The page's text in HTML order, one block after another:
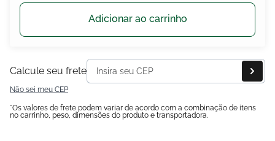
Adicionar ao carrinho
Calcule seu frete
Não sei meu CEP
*Os valores de frete podem variar de acordo com a combinação de itens
no carrinho, peso, dimensões do produto e transportadora.